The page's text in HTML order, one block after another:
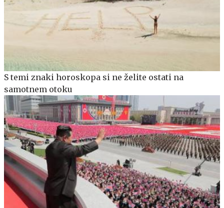
S temi znaki horoskopa si ne želite ostati na
samotnem otoku